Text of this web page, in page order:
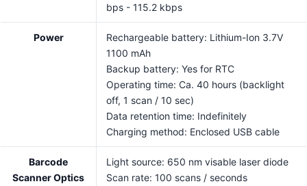
bps - 115.2 kbps
Power
Rechargeable battery: Lithium-Ion 3.7V
1100 mAh
Backup battery: Yes for RTC
Operating time: Ca. 40 hours (backlight
off, 1 scan / 10 sec)
Data retention time: Indefinitely
Charging method: Enclosed USB cable
Barcode
Scanner Optics
Light source: 650 nm visable laser diode
Scan rate: 100 scans / seconds